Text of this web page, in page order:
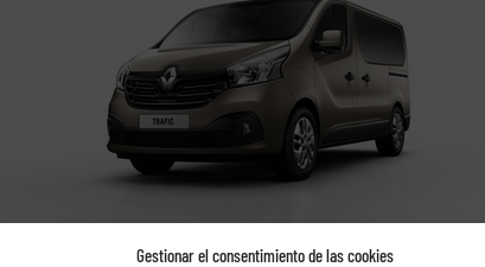
Gestionar el consentimiento de las cookies